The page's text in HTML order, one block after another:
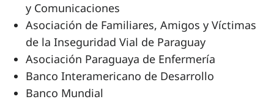
y Comunicaciones
Asociación de Familiares, Amigos y Víctimas
de la Inseguridad Vial de Paraguay
Asociación Paraguaya de Enfermería
Banco Interamericano de Desarrollo
Banco Mundial